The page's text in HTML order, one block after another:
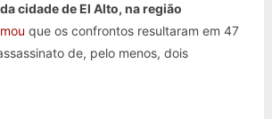
cidade de El Alto, na região
que os confrontos resultaram em 47
de, pelo menos, dois